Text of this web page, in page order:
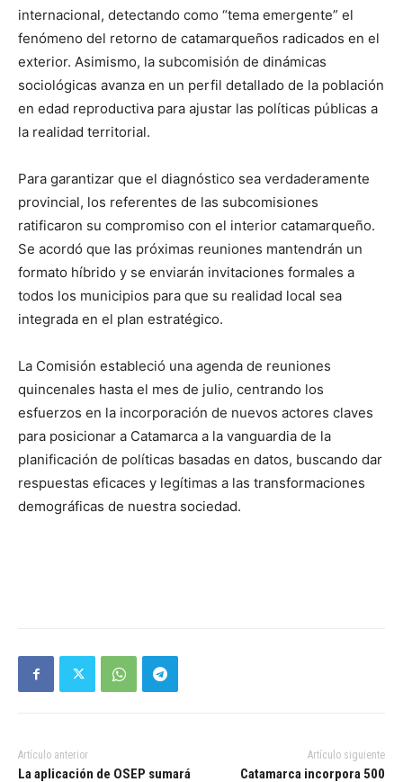
internacional, detectando como “tema emergente” el
fenómeno del retorno de catamarqueños radicados en el
exterior. Asimismo, la subcomisión de dinámicas
sociológicas avanza en un perfil detallado de la población
en edad reproductiva para ajustar las políticas públicas a
la realidad territorial.
Para garantizar que el diagnóstico sea verdaderamente
provincial, los referentes de las subcomisiones
ratificaron su compromiso con el interior catamarqueño.
Se acordó que las próximas reuniones mantendrán un
formato híbrido y se enviarán invitaciones formales a
todos los municipios para que su realidad local sea
integrada en el plan estratégico.
La Comisión estableció una agenda de reuniones
quincenales hasta el mes de julio, centrando los
esfuerzos en la incorporación de nuevos actores claves
para posicionar a Catamarca a la vanguardia de la
planificación de políticas basadas en datos, buscando dar
respuestas eficaces y legítimas a las transformaciones
demográficas de nuestra sociedad.
Artículo anterior
La aplicación de OSEP sumará
Artículo siguiente
Catamarca incorpora 500